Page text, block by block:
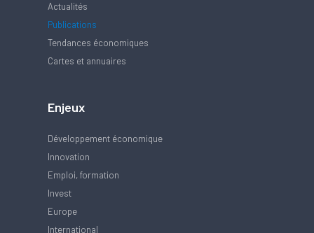
Actualités
Publications
Tendances économiques
Cartes et annuaires
Enjeux
Développement économique
Innovation
Emploi, formation
Invest
Europe
International